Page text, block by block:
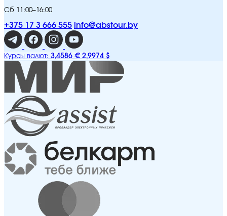
Сб 11:00–16:00
+375 17 3 666 555 info@abstour.by
Курсы валют: 3,4586 € 2,9974 $